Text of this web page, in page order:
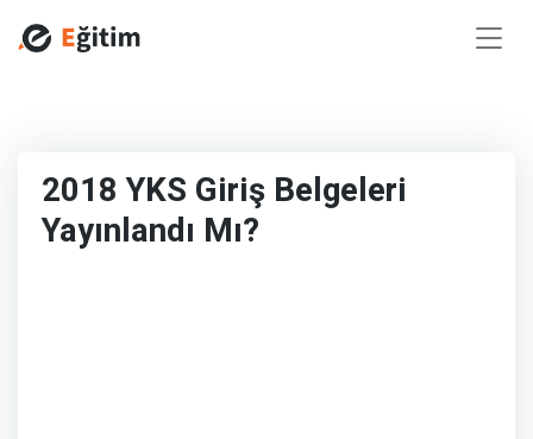
2018 YKS Giriş Belgeleri
Yayınlandı Mı?